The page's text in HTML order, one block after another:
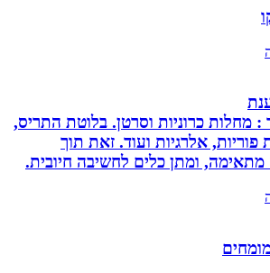
כרוניות וסרטן. בלוטת התריס,
אלרגיות ועוד. זאת תוך
ומתן כלים לחשיבה חיובית.